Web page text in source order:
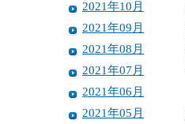
2021年10月
2021年09月
2021年08月
2021年07月
2021年06月
2021年05月